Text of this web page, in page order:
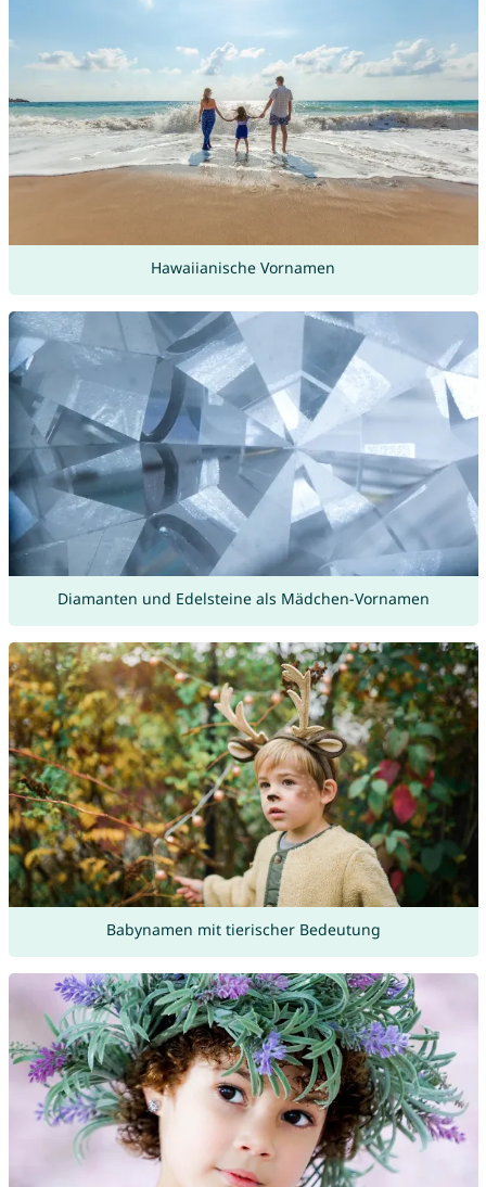
Hawaiianische Vornamen
Diamanten und Edelsteine als Mädchen-Vornamen
Babynamen mit tierischer Bedeutung